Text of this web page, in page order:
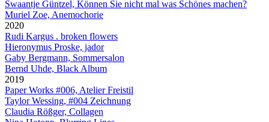
Swaantje Güntzel, Können Sie nicht mal was Schönes machen?
Muriel Zoe, Anemochorie
2020
Rudi Kargus . broken flowers
Hieronymus Proske, jador
Gaby Bergmann, Sommersalon
Bernd Uhde, Black Album
2019
Paper Works #006, Atelier Freistil
Taylor Wessing, #004 Zeichnung
Claudia Rößger, Collagen